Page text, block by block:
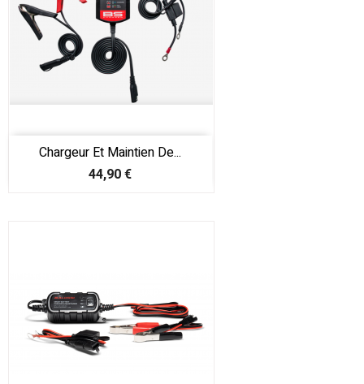
Chargeur Et Maintien De...
Prix
44,90 €